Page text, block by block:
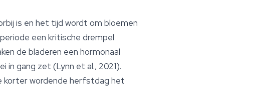
is en het tijd wordt om bloemen
een kritische drempel
de bladeren een hormonaal
in gang zet (Lynn et al., 2021).
korter wordende herfstdag het